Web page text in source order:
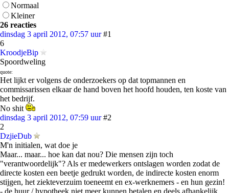
Normaal
Kleiner
26 reacties
dinsdag 3 april 2012, 07:57 uur #1
6
KroodjeBip
Spoordweling
quote:
Het lijkt er volgens de onderzoekers op dat topmannen en
commissarissen elkaar de hand boven het hoofd houden, ten koste van
het bedrijf.
No shit
dinsdag 3 april 2012, 07:59 uur #2
2
DzjieDub
M'n initialen, wat doe je
Maar... maar... hoe kan dat nou? Die mensen zijn toch
"verantwoordelijk"? Als er medewerkers ontslagen worden zodat de
directe kosten een beetje gedrukt worden, de indirecte kosten enorm
stijgen, het ziekteverzuim toeneemt en ex-werknemers - en hun gezin!
- de huur / hypotheek niet meer kunnen betalen en deels afhankelijk